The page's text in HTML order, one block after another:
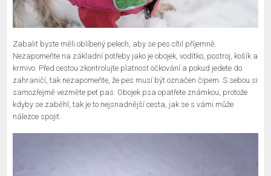
Zabalit byste měli oblíbený pelech, aby se pes cítil příjemně.
Nezapomeňte na základní potřeby jako je obojek, vodítko, postroj, košík a
krmivo. Před cestou zkontrolujte platnost očkování a pokud jedete do
zahraničí, tak nezapomeňte, že pes musí být označen čipem. S sebou si
samozřejmě vezměte pet pas. Obojek psa opatřete známkou, protože
kdyby se zaběhl, tak je to nejsnadnější cesta, jak se s vámi může
nálezce spojit.